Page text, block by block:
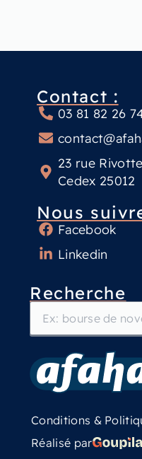
Recherche
Conditions &
Réalisé par
Contact :
03 81 82 26
23 rue
Cedex 25012
Nous
Facebook
Linkedin